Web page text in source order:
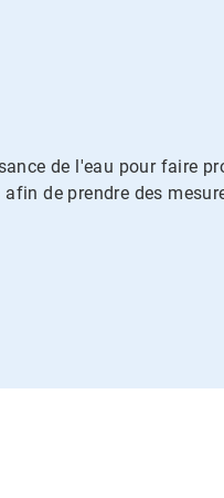
de l'eau pour faire
de prendre des